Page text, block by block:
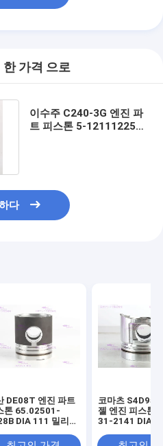
한 가격 으로
이수주 C240-3G 엔진 파
트 피스톤 5-12111225-
다
DE08T 엔진 파트
톤 65.02501-
DIA 111 밀리미
코마츠
젤 엔진 피스톤
31-2141 DIA